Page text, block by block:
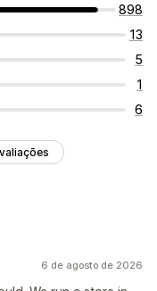
898
13
5
1
6
6 de agosto de 2026